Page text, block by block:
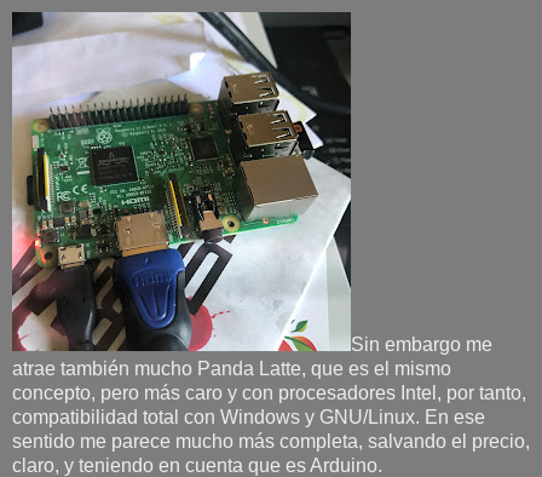
Sin embargo me
atrae también mucho Panda Latte, que es el mismo
concepto, pero más caro y con procesadores Intel, por tanto,
compatibilidad total con Windows y GNU/Linux. En ese
sentido me parece mucho más completa, salvando el precio,
claro, y teniendo en cuenta que es Arduino.